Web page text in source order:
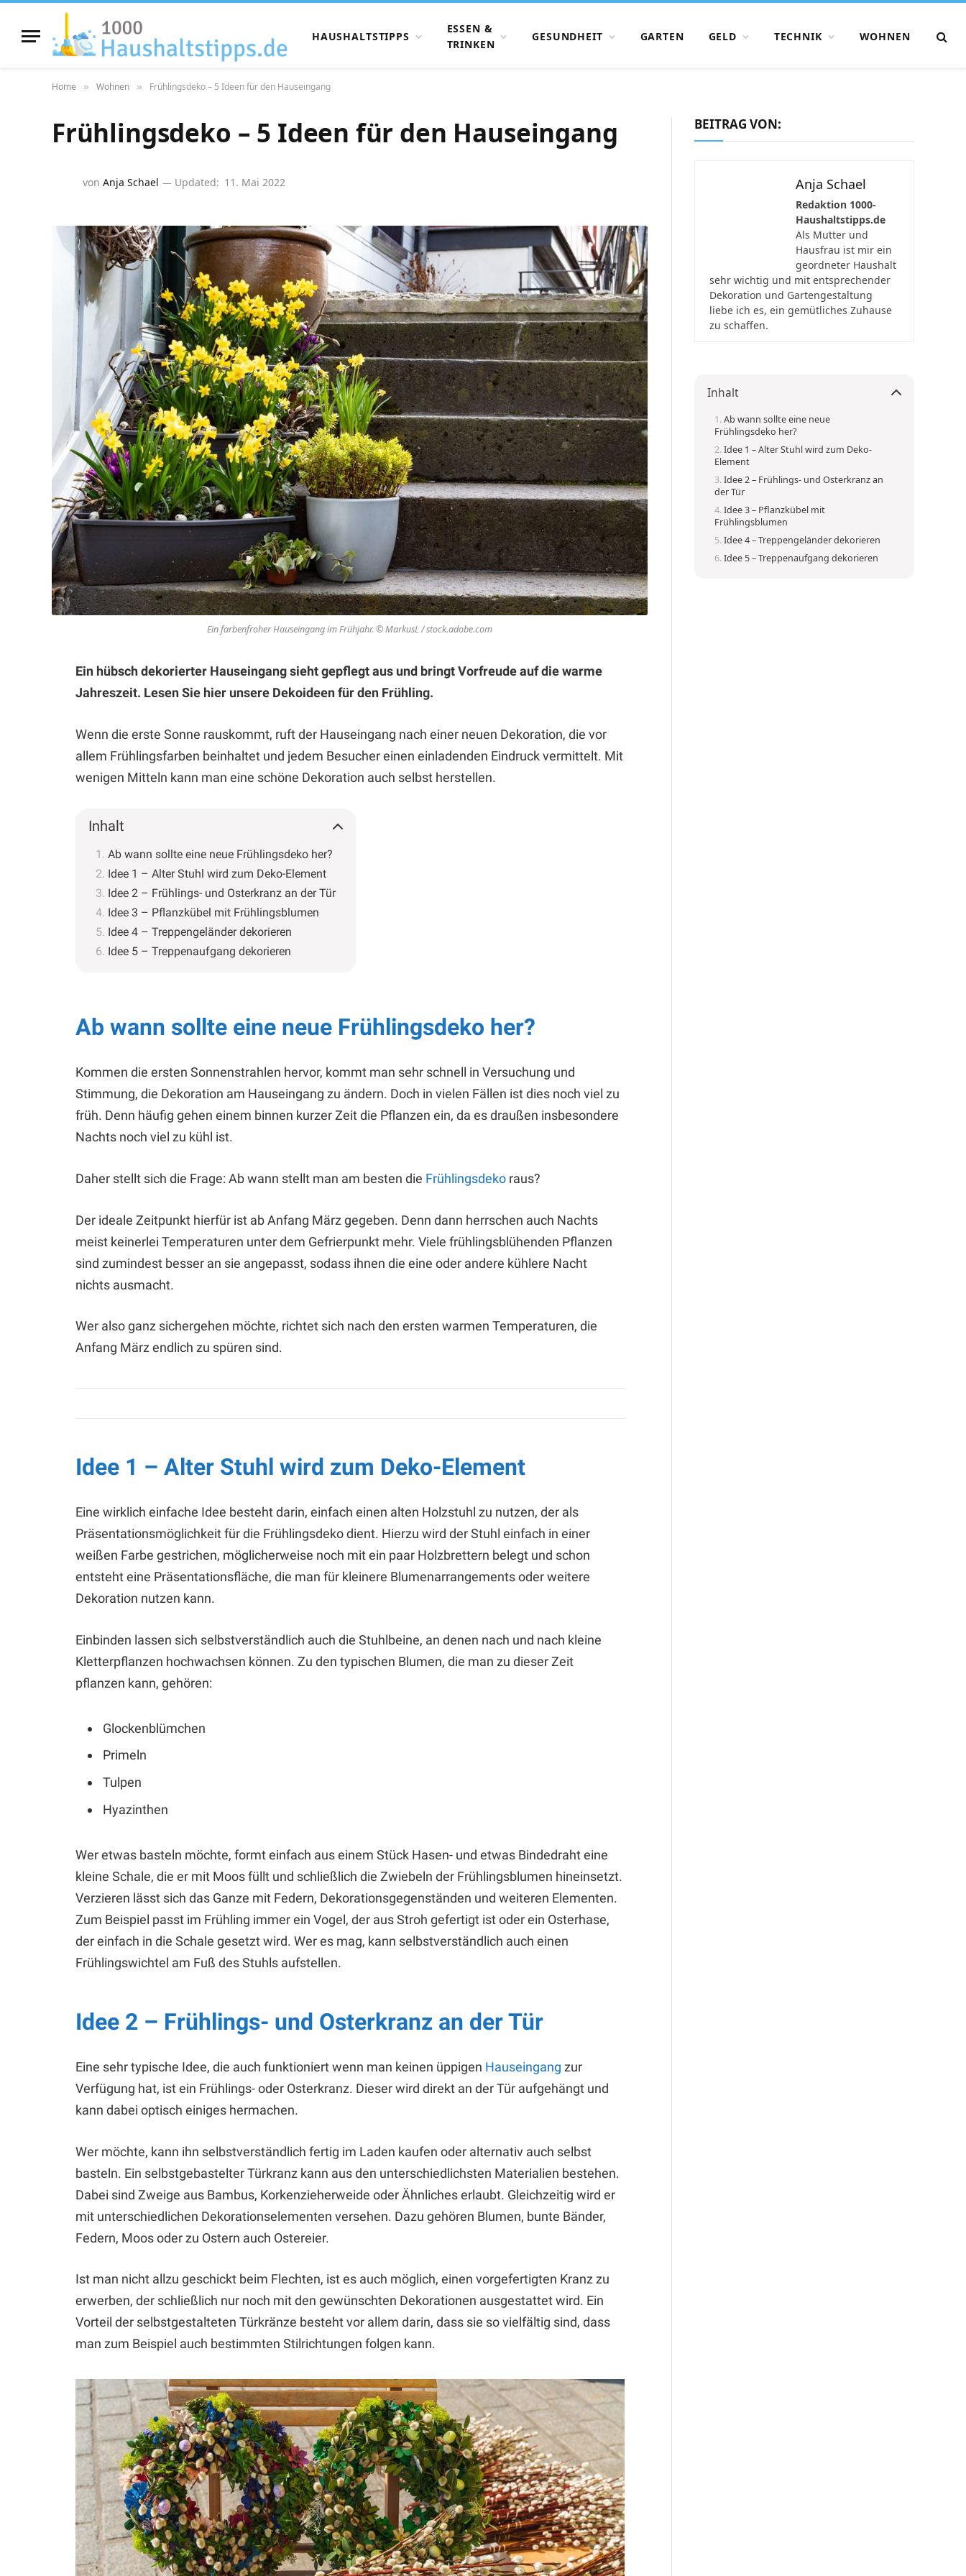
HAUSHALTSTIPPS
ESSEN &
TRINKEN
GESUNDHEIT GARTEN GELD TECHNIK WOHNEN
Home » Wohnen » Frühlingsdeko – 5 Ideen für den Hauseingang
Frühlingsdeko – 5 Ideen für den Hauseingang
von Anja Schael Updated: 11. Mai 2022
Ein farbenfroher Hauseingang im Frühjahr. © MarkusL / stock.adobe.com
Ein hübsch dekorierter Hauseingang sieht gepflegt aus und bringt Vorfreude auf die warme
Jahreszeit. Lesen Sie hier unsere Dekoideen für den Frühling.
Wenn die erste Sonne rauskommt, ruft der Hauseingang nach einer neuen Dekoration, die vor
allem Frühlingsfarben beinhaltet und jedem Besucher einen einladenden Eindruck vermittelt. Mit
wenigen Mitteln kann man eine schöne Dekoration auch selbst herstellen.
Inhalt
Ab wann sollte eine neue Frühlingsdeko her?
Idee 1 – Alter Stuhl wird zum Deko-Element
Idee 2 – Frühlings- und Osterkranz an der Tür
Idee 3 – Pflanzkübel mit Frühlingsblumen
Idee 4 – Treppengeländer dekorieren
Idee 5 – Treppenaufgang dekorieren
Ab wann sollte eine neue Frühlingsdeko her?
Kommen die ersten Sonnenstrahlen hervor, kommt man sehr schnell in Versuchung und
Stimmung, die Dekoration am Hauseingang zu ändern. Doch in vielen Fällen ist dies noch viel zu
früh. Denn häufig gehen einem binnen kurzer Zeit die Pflanzen ein, da es draußen insbesondere
Nachts noch viel zu kühl ist.
Daher stellt sich die Frage: Ab wann stellt man am besten die Frühlingsdekoraus?
Der ideale Zeitpunkt hierfür ist ab Anfang März gegeben. Denn dann herrschen auch Nachts
meist keinerlei Temperaturen unter dem Gefrierpunkt mehr. Viele frühlingsblühenden Pflanzen
sind zumindest besser an sie angepasst, sodass ihnen die eine oder andere kühlere Nacht
nichts ausmacht.
Wer also ganz sichergehen möchte, richtet sich nach den ersten warmen Temperaturen, die
Anfang März endlich zu spüren sind.
Idee 1 – Alter Stuhl wird zum Deko-Element
Eine wirklich einfache Idee besteht darin, einfach einen alten Holzstuhl zu nutzen, der als
Präsentationsmöglichkeit für die Frühlingsdeko dient. Hierzu wird der Stuhl einfach in einer
weißen Farbe gestrichen, möglicherweise noch mit ein paar Holzbrettern belegt und schon
entsteht eine Präsentationsfläche, die man für kleinere Blumenarrangements oder weitere
Dekoration nutzen kann.
Einbinden lassen sich selbstverständlich auch die Stuhlbeine, an denen nach und nach kleine
Kletterpflanzen hochwachsen können. Zu den typischen Blumen, die man zu dieser Zeit
pflanzen kann, gehören:
Glockenblümchen
Primeln
Tulpen
Hyazinthen
Wer etwas basteln möchte, formt einfach aus einem Stück Hasen- und etwas Bindedraht eine
kleine Schale, die er mit Moos füllt und schließlich die Zwiebeln der Frühlingsblumen hineinsetzt.
Verzieren lässt sich das Ganze mit Federn, Dekorationsgegenständen und weiteren Elementen.
Zum Beispiel passt im Frühling immer ein Vogel, der aus Stroh gefertigt ist oder ein Osterhase,
der einfach in die Schale gesetzt wird. Wer es mag, kann selbstverständlich auch einen
Frühlingswichtel am Fuß des Stuhls aufstellen.
Idee 2 – Frühlings- und Osterkranz an der Tür
Eine sehr typische Idee, die auch funktioniert wenn man keinen üppigen Hauseingang zur
Verfügung hat, ist ein Frühlings- oder Osterkranz. Dieser wird direkt an der Tür aufgehängt und
kann dabei optisch einiges hermachen.
Wer möchte, kann ihn selbstverständlich fertig im Laden kaufen oder alternativ auch selbst
basteln. Ein selbstgebastelter Türkranz kann aus den unterschiedlichsten Materialien bestehen.
Dabei sind Zweige aus Bambus, Korkenzieherweide oder Ähnliches erlaubt. Gleichzeitig wird er
mit unterschiedlichen Dekorationselementen versehen. Dazu gehören Blumen, bunte Bänder,
Federn, Moos oder zu Ostern auch Ostereier.
Ist man nicht allzu geschickt beim Flechten, ist es auch möglich, einen vorgefertigten Kranz zu
erwerben, der schließlich nur noch mit den gewünschten Dekorationen ausgestattet wird. Ein
Vorteil der selbstgestalteten Türkränze besteht vor allem darin, dass sie so vielfältig sind, dass
man zum Beispiel auch bestimmten Stilrichtungen folgen kann.
BEITRAG VON:
Anja Schael
Redaktion 1000-
Haushaltstipps.de
Als Mutter und
Hausfrau ist mir ein
geordneter Haushalt
sehr wichtig und mit entsprechender
Dekoration und Gartengestaltung
liebe ich es, ein gemütliches Zuhause
zu schaffen.
Inhalt
Ab wann sollte eine neue
Frühlingsdeko her?
Idee 1 – Alter Stuhl wird zum Deko-
Element
Idee 2 – Frühlings- und Osterkranz an
der Tür
Idee 3 – Pflanzkübel mit
Frühlingsblumen
Idee 4 – Treppengeländer dekorieren
Idee 5 – Treppenaufgang dekorieren